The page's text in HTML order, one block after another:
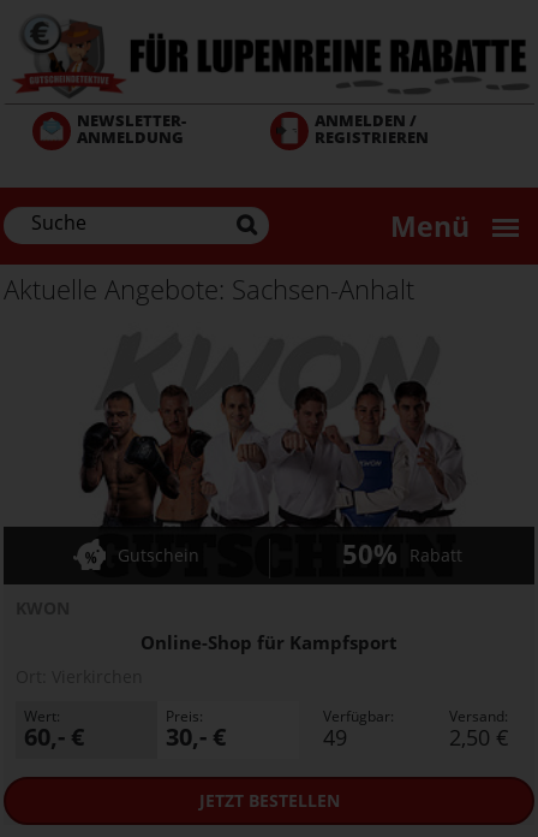
zum
Inhalt
NEWSLETTER-
ANMELDUNG
ANMELDEN /
REGISTRIEREN
Menü
Aktuelle Angebote: Sachsen-Anhalt
Online-Shop für Kampfsport
Gutschein 50% Rabatt
Wert:
60,- €
Preis:
30,- €
Verfügbar:
49
Versand:
2,50 €
JETZTBESTELLEN